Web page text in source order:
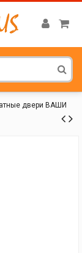
двери ВАШИ